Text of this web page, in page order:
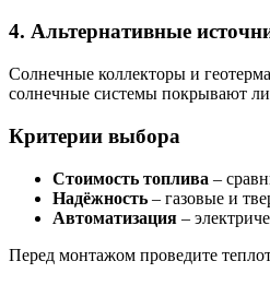
4. Альтернативные
Солнечные коллекторы и
солнечные системы покрывают
Критерии выбора
Стоимость топлива –
Надёжность – газовые и
Автоматизация –
Перед монтажом проведите